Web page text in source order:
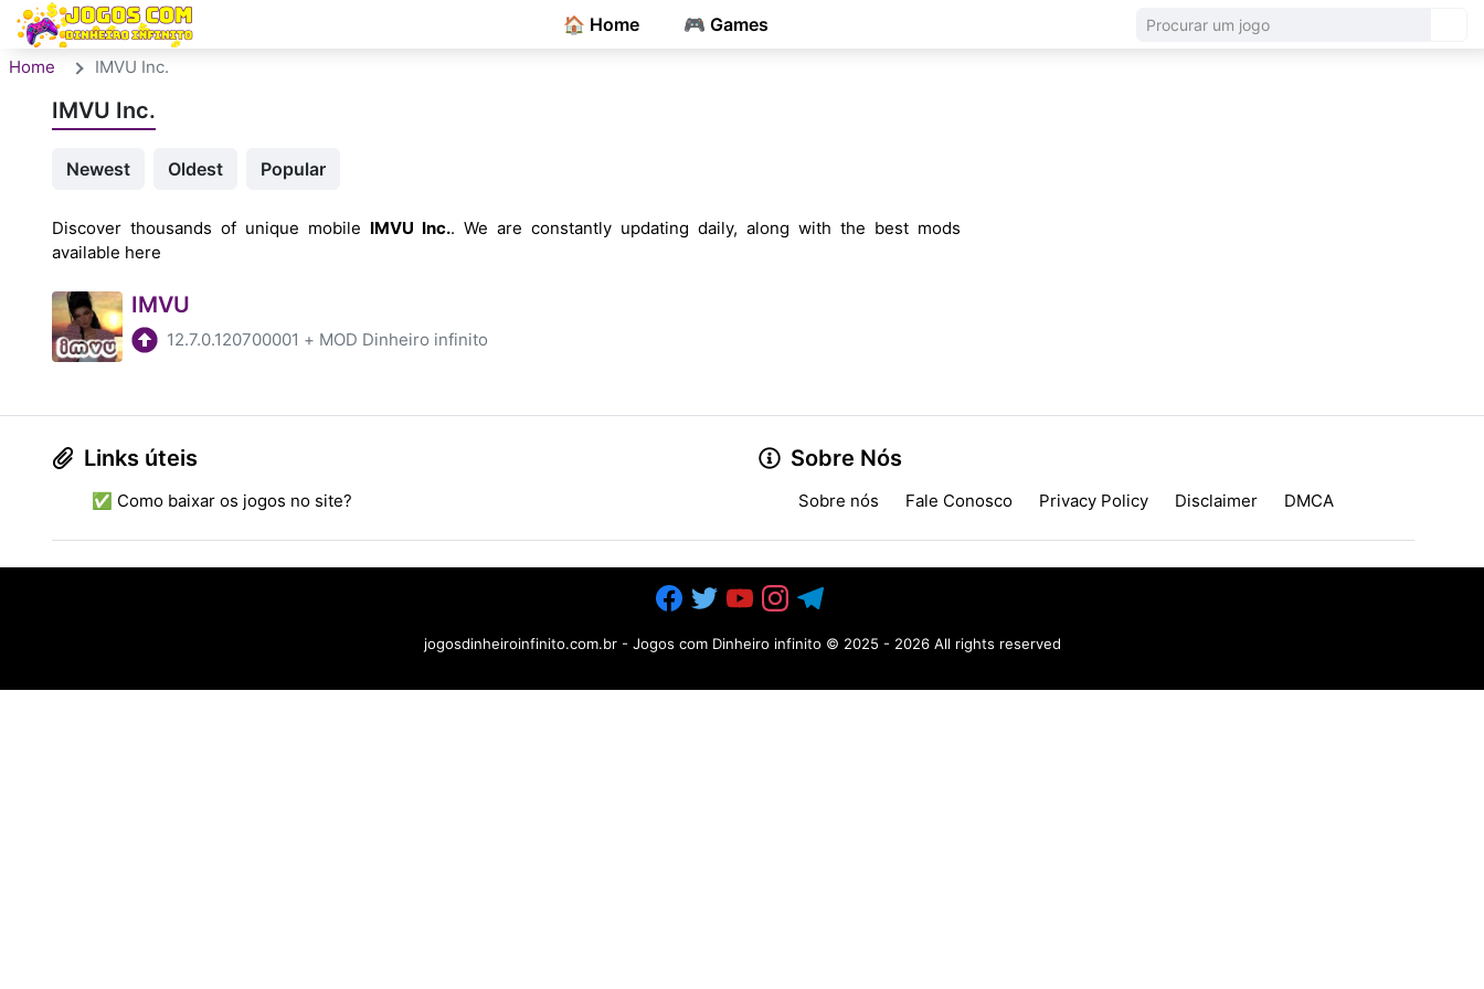
🏠 Home 🎮 Games
Home IMVU Inc.
IMVU Inc.
Newest Oldest Popular
Discover thousands of unique mobile IMVU Inc.. We are constantly updating daily, along with the best mods
available here
IMVU
12.7.0.120700001 + MOD Dinheiro infinito
Links úteis
✅ Como baixar os jogos no site?
Sobre Nós
Sobre nós Fale Conosco Privacy Policy Disclaimer DMCA
jogosdinheiroinfinito.com.br - Jogos com Dinheiro infinito© 2025 - 2026 All rights reserved